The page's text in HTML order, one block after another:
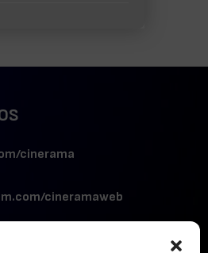
cinerama
cineramaweb
cinerames